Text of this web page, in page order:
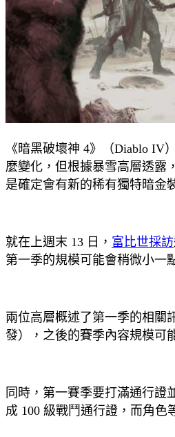
《暗黑破壞神 4》（Diablo
麼變化，但根據暴雪高層透露
是確定會有新的稀有獨特暗金
就在上週末 13 日， 富比世採訪
第一季的規模可能會稍微小一
兩位高層概述了第一季的相關
發），之後的賽季內容規模可
同時，第一賽季要打滿通行證
成 100 級戰鬥通行證，而角色